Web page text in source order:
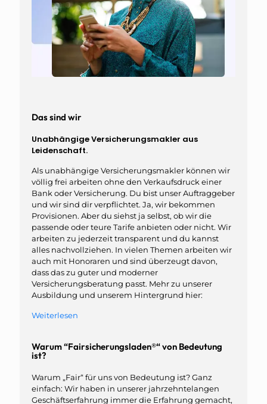
Das sind wir
Unabhängige Versicherungsmakler aus
Leidenschaft.
Als unabhängige Versicherungsmakler können wir
völlig frei arbeiten ohne den Verkaufsdruck einer
Bank oder Versicherung. Du bist unser Auftraggeber
und wir sind dir verpflichtet. Ja, wir bekommen
Provisionen. Aber du siehst ja selbst, ob wir die
passende oder teure Tarife anbieten oder nicht. Wir
arbeiten zu jederzeit transparent und du kannst
alles nachvollziehen. In vielen Themen arbeiten wir
auch mit Honoraren und sind überzeugt davon,
dass das zu guter und moderner
Versicherungsberatung passt. Mehr zu unserer
Ausbildung und unserem Hintergrund hier:
Weiterlesen
Warum “Fairsicherungsladen®“ von Bedeutung
ist?
Warum „Fair“ für uns von Bedeutung ist? Ganz
einfach: Wir haben in unserer jahrzehntelangen
Geschäftserfahrung immer die Erfahrung gemacht,